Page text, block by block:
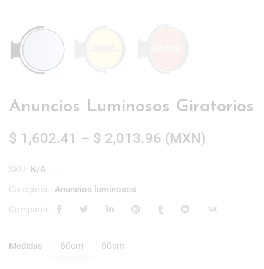
Anuncios Luminosos Giratorios
$ 1,602.41 – $ 2,013.96 (MXN)
SKU: N/A
Categoría:
Anuncios luminosos
Compartir:
Medidas 60cm 80cm